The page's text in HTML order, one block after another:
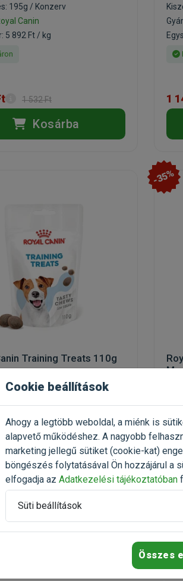
195g / Konzerv
Canin
5 892 Ft / kg
1 532 Ft
Kosárba
1
Training Treats 110g
kutyakiképzéshez
110g / Zacskó
Royal Canin
11 727 Ft / kg
1 720 Ft
-35%
1
Cookie beállítások
Ahogy a legtöbb weboldal, a miénk is
alapvető működéshez. A nagyobb
marketing jellegű sütiket (cookie-kat)
böngészés folytatásával Ön hozzájárul a
elfogadja az Adatkezelési tájékoztatóban
Süti beállítások
Összes